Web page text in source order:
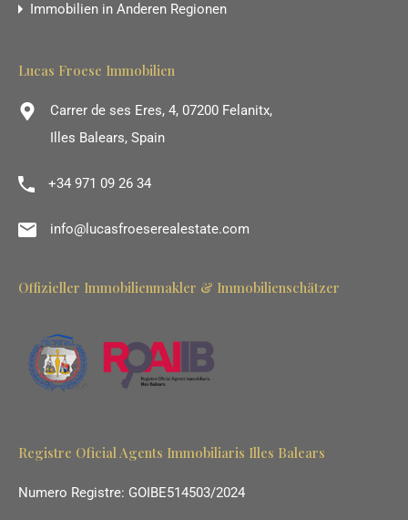
Immobilien in Anderen Regionen
Lucas Froese Immobilien
Carrer de ses Eres, 4, 07200 Felanitx,
Illes Balears, Spain
+34 971 09 26 34
info@lucasfroeserealestate.com
Offizieller Immobilienmakler & Immobilienschätzer
Registre Oficial Agents Immobiliaris Illes Balears
Numero Registre: GOIBE514503/2024